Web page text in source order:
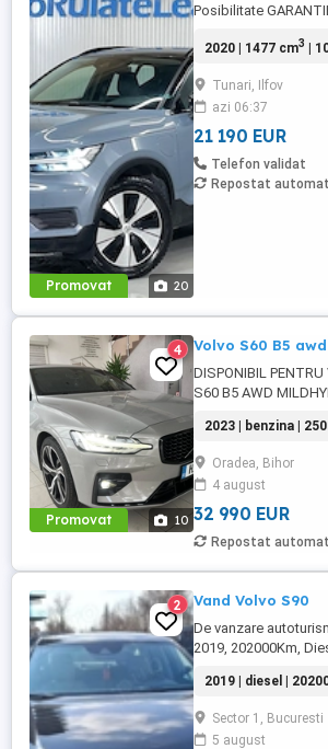
Promovat 20
Posibilitate
CEBIA disponibil
Aprobare garantata
persoane fizice (cu
inclusiv in afara tarii),
2020 | 1477 cm3 |
Tunari, Ilfov
azi 06:37
21 190 EUR
Telefon validat
Repostat automat
Promovat 10
4 Volvo S60 B5 awd
DISPONIBIL PENTRU
S60 B5 AWD
Optiuni principale:
head-up-display,
spate+camera 360,
HARMAN KARDON,
unghi mort, trapa
ambientale ...
2023 | benzina |
Oradea, Bihor
4 august
32 990 EUR
Repostat automat
2 Vand Volvo S90
De vanzare
2019, 202000Km,
2019 | diesel |
Sector 1, Bucuresti
5 august